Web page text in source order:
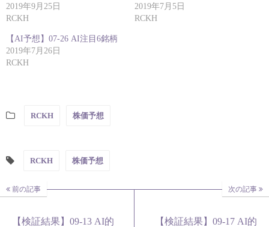
2019年9月25日
RCKH
2019年7月5日
RCKH
【AI予想】07-26 AI注目6銘柄
2019年7月26日
RCKH
RCKH 株価予想
RCKH 株価予想
前の記事
【検証結果】09-13 AI的
次の記事
【検証結果】09-17 AI的